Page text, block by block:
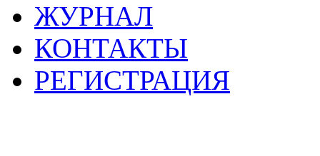
ЖУРНАЛ
КОНТАКТЫ
РЕГИСТРАЦИЯ